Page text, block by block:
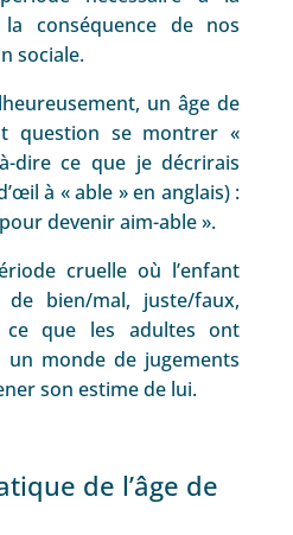
conséquence de nos
sociale.
un âge de
question se montrer «
à-dire ce que je décrirais
à « able » en anglais) :
devenir aim-able ».
cruelle où l’enfant
bien/mal, juste/faux,
ce que les adultes ont
monde de jugements
son estime de lui.
de l’âge de